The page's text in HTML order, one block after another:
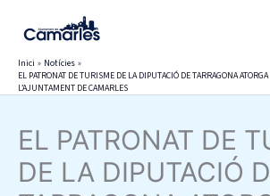
contingut
Inici
Notícies
EL PATRONAT DE TURISME DE LA DIPUTACIÓ DE TARRAGONA
L’AJUNTAMENT DE CAMARLES
EL PATRONAT DE
DE LA DIPUTACIÓ